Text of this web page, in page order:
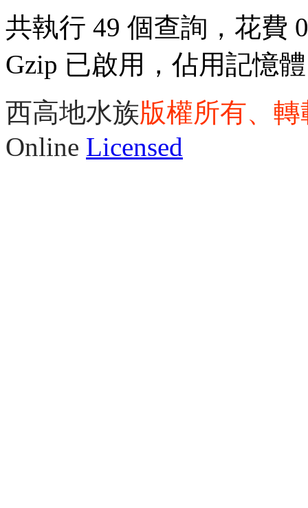
共執行 49 個查詢，花費
Gzip 已啟用，佔用記憶
西高地水族版權所有、
Online Licensed